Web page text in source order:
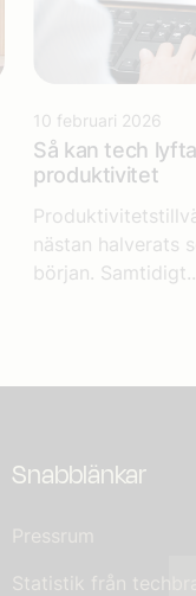
10 februari 2026
Så kan tech
produktivitet
nästan halverats
början.
Snabblänkar
Pressrum
Statistik från